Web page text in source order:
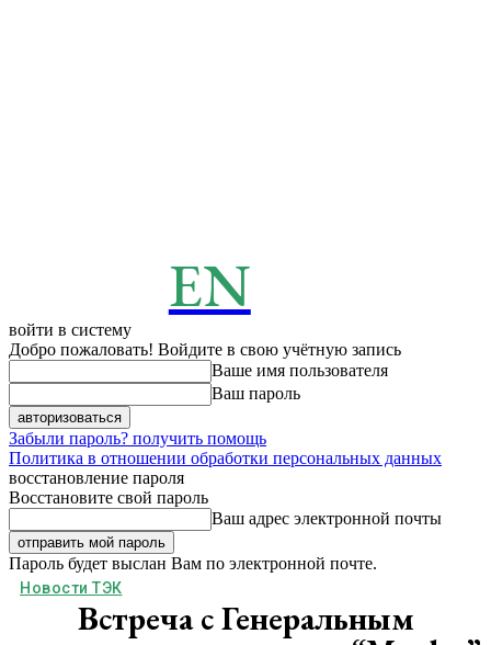
EN
войти в систему
Добро пожаловать! Войдите в свою учётную запись
Ваше имя пользователя
Ваш пароль
Забыли пароль? получить помощь
Политика в отношении обработки персональных данных
восстановление пароля
Восстановите свой пароль
Ваш адрес электронной почты
Пароль будет выслан Вам по электронной почте.
Новости ТЭК
Встреча с Генеральным